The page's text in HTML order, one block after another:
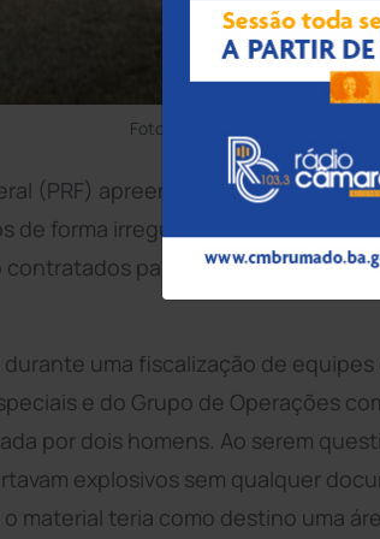
Foto: Divulgação/PRF
(PRF) apreendeu, na noite de
forma irregular na BR-407, em
para transportar a
uma fiscalização de equipes
e do Grupo de Operações
por dois homens. Ao serem
explosivos sem qualquer
material teria como destino uma